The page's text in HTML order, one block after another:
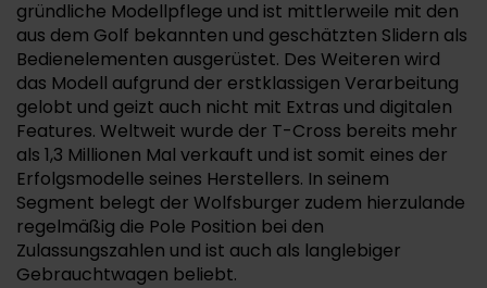
gründliche Modellpflege und ist mittlerweile mit den
aus dem Golf bekannten und geschätzten Slidern als
Bedienelementen ausgerüstet. Des Weiteren wird
das Modell aufgrund der erstklassigen Verarbeitung
gelobt und geizt auch nicht mit Extras und digitalen
Features. Weltweit wurde der T-Cross bereits mehr
als 1,3 Millionen Mal verkauft und ist somit eines der
Erfolgsmodelle seines Herstellers. In seinem
Segment belegt der Wolfsburger zudem hierzulande
regelmäßig die Pole Position bei den
Zulassungszahlen und ist auch als langlebiger
Gebrauchtwagen beliebt.